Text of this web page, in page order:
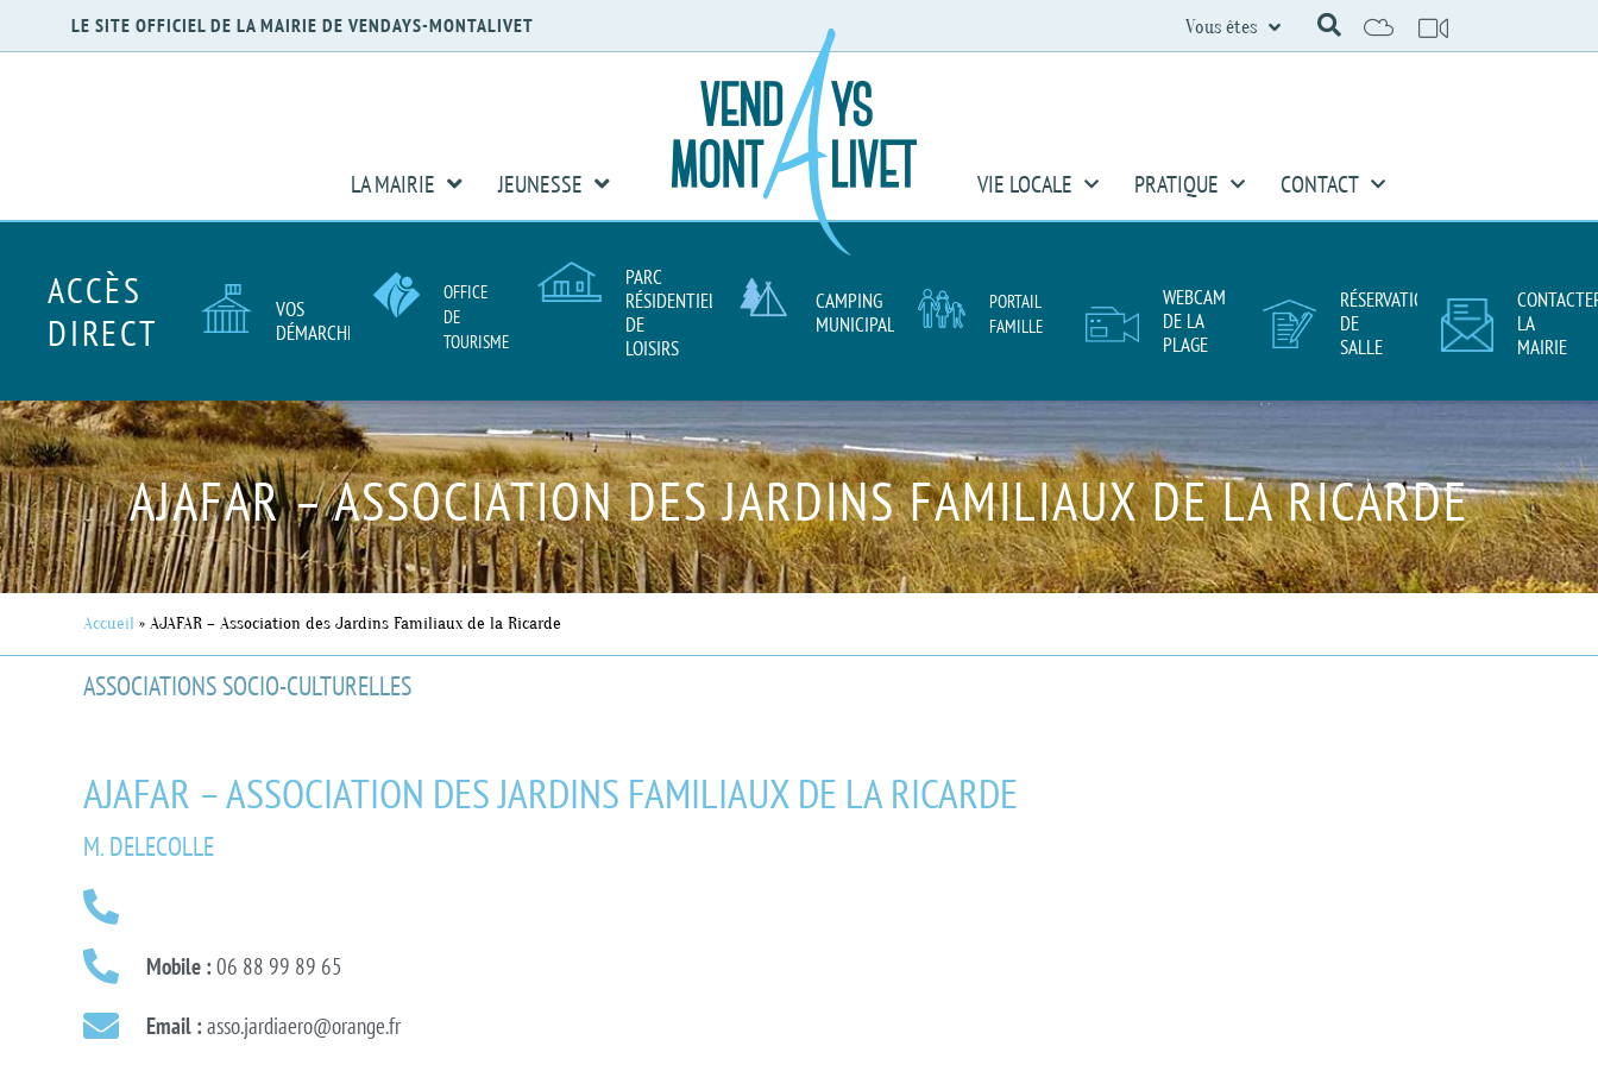
LE SITE OFFICIEL DE LA MAIRIE DE VENDAYS-MONTALIVET Vous êtes
LA MAIRIE JEUNESSE VIE LOCALE PRATIQUE CONTACT
ACCÈS
DIRECT
VOS
DÉMARCHES
OFFICE
DE
TOURISME
PARC
RÉSIDENTIEL
DE
LOISIRS
CAMPING
MUNICIPAL
PORTAIL
FAMILLE
WEBCAM
DE LA
PLAGE
RÉSERVATION
DE
SALLE
LA
MAIRIE
AJAFAR – ASSOCIATION DES JARDINS FAMILIAUX DE LA RICARDE
Accueil » AJAFAR – Association des Jardins Familiaux de la Ricarde
ASSOCIATIONS SOCIO-CULTURELLES
AJAFAR – ASSOCIATION DES JARDINS FAMILIAUX DE LA RICARDE
M. DELECOLLE
Mobile :06 88 99 89 65
Email :asso.jardiaero@orange.fr